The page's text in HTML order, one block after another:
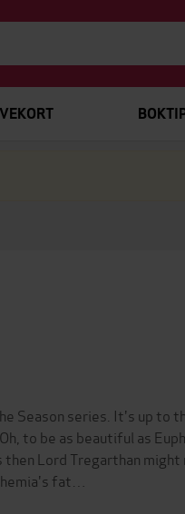
Season series. It's up to
to be as beautiful as
Lord Tregarthan might
fat…